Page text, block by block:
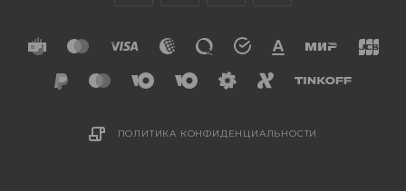
ПОЛИТИКА КОНФИДЕНЦИАЛЬНОСТИ